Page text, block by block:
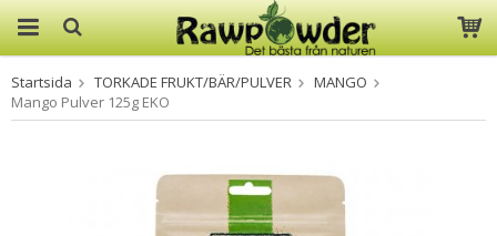
Produkten har blivit tillagd i
Startsida TORKADE FRUKT/BÄR/PULVER
MANGO
Mango Pulver 125g EKO